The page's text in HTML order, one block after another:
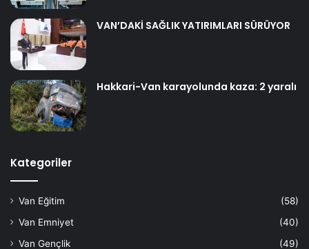
VAN’DAKİ SAĞLIK YATIRIMLARI SÜRÜYOR
Hakkari-Van karayolunda kaza: 2 yaralı
Kategoriler
Van Eğitim
(58)
Van Emniyet
(40)
Van Gençlik
(49)